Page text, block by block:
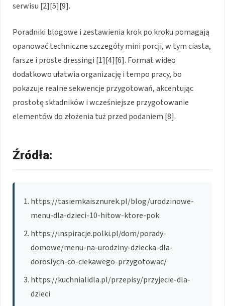
serwisu [2][5][9].
Poradniki blogowe i zestawienia krok po kroku pomagają
opanować techniczne szczegóły mini porcji, w tym ciasta,
farsze i proste dressingi [1][4][6]. Format wideo
dodatkowo ułatwia organizację i tempo pracy, bo
pokazuje realne sekwencje przygotowań, akcentując
prostotę składników i wcześniejsze przygotowanie
elementów do złożenia tuż przed podaniem [8].
Źródła:
https://tasiemkaisznurek.pl/blog/urodzinowe-
menu-dla-dzieci-10-hitow-ktore-pok
https://inspiracje.polki.pl/dom/porady-
domowe/menu-na-urodziny-dziecka-dla-
doroslych-co-ciekawego-przygotowac/
https://kuchnialidla.pl/przepisy/przyjecie-dla-
dzieci